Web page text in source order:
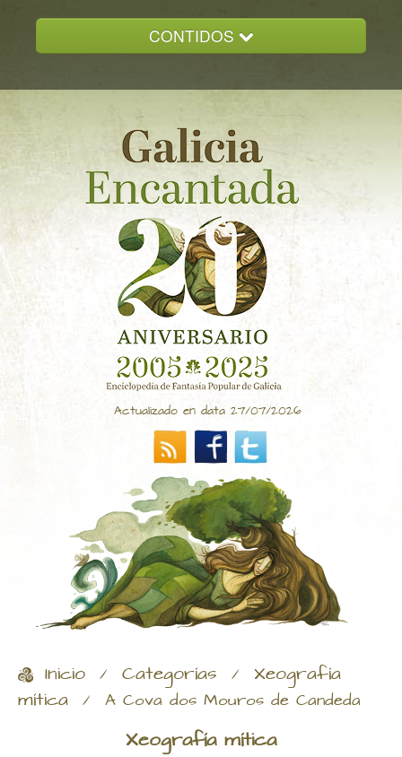
CONTIDOS
GALICIA ENCANTADA
DOCUMENTACION
NOVAS
CONTACTO
Actualizado en data 27/07/2026
Inicio / Categorías / Xeografía
mítica / A Cova dos Mouros de Candeda
Xeografía mítica